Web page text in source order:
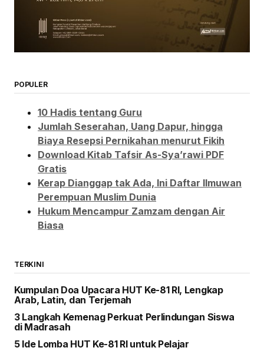
POPULER
10 Hadis tentang Guru
Jumlah Seserahan, Uang Dapur, hingga
Biaya Resepsi Pernikahan menurut Fikih
Download Kitab Tafsir As-Sya’rawi PDF
Gratis
Kerap Dianggap tak Ada, Ini Daftar Ilmuwan
Perempuan Muslim Dunia
Hukum Mencampur Zamzam dengan Air
Biasa
TERKINI
Kumpulan Doa Upacara HUT Ke-81 RI, Lengkap
Arab, Latin, dan Terjemah
3 Langkah Kemenag Perkuat Perlindungan Siswa
di Madrasah
5 Ide Lomba HUT Ke-81 RI untuk Pelajar